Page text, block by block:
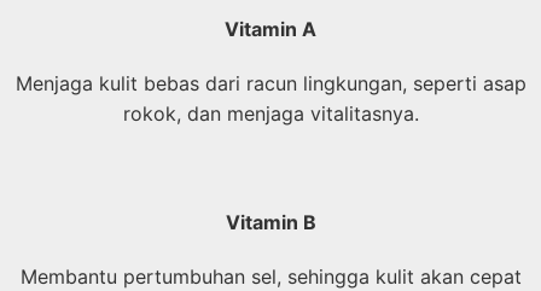
Vitamin A
Menjaga kulit bebas dari racun lingkungan, seperti asap
rokok, dan menjaga vitalitasnya.
Vitamin B
Membantu pertumbuhan sel, sehingga kulit akan cepat